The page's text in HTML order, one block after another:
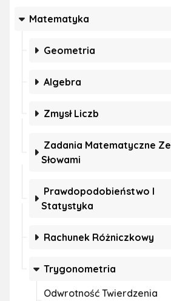
Matematyka
Geometria
Algebra
Zmysł Liczb
Zadania Matematyczne Ze
Słowami
Prawdopodobieństwo I
Statystyka
Rachunek Różniczkowy
Trygonometria
Odwrotność Twierdzenia